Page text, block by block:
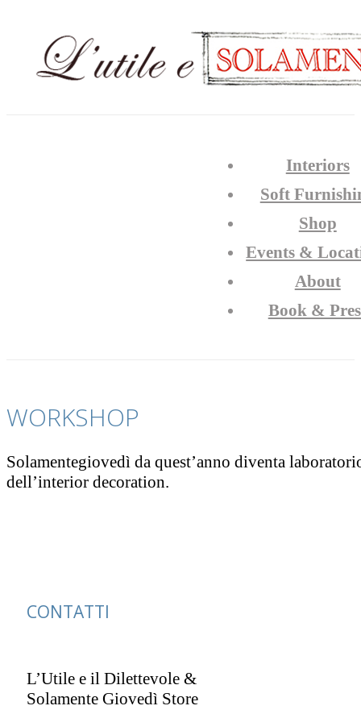
Interiors
Soft
Shop
Events &
About
Book &
WORKSHOP
Solamentegiovedì da quest’anno diventa
dell’interior decoration.
CONTATTI
L’Utile e il Dilettevole &
Solamente Giovedì Store